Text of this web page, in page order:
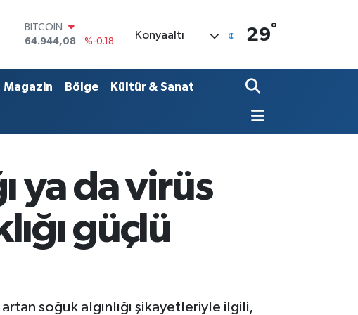
BITCOIN
64.944,08
%-0.18
47,7436
%0.18
EURO
13.779
%-14
Konyaaltı 29°
Magazin Bölge Kültür & Sanat
ya da virüs
güçlü
soğuk algınlığı şikayetleriyle ilgili,